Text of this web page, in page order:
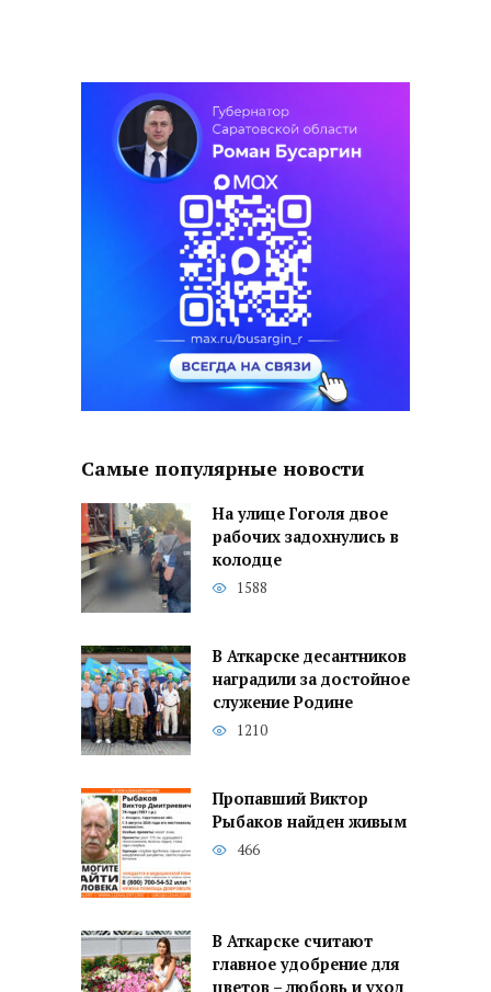
Самые популярные новости
На улице Гоголя двое
рабочих задохнулись в
колодце
1588
В Аткарске десантников
наградили за достойное
служение Родине
1210
Пропавший Виктор
Рыбаков найден живым
466
В Аткарске считают
главное удобрение для
цветов – любовь и уход